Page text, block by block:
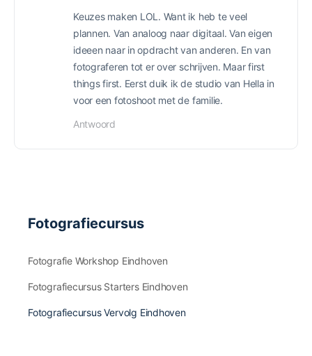
Keuzes maken LOL. Want ik heb te veel
plannen. Van analoog naar digitaal. Van eigen
ideeen naar in opdracht van anderen. En van
fotograferen tot er over schrijven. Maar first
things first. Eerst duik ik de studio van Hella in
voor een fotoshoot met de familie.
Antwoord
Fotografiecursus
Fotografie Workshop Eindhoven
Fotografiecursus Starters Eindhoven
Fotografiecursus Vervolg Eindhoven